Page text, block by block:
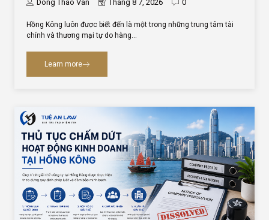
Dong Thao Van Tháng 8 7, 2026 0
Hồng Kông luôn được biết đến là một trong những trung tâm tài
chính và thương mại tự do hàng…
Learn more